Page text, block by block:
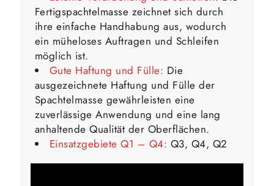
Fertigspachtelmasse zeichnet sich durch
ihre einfache Handhabung aus, wodurch
ein müheloses Auftragen und Schleifen
möglich ist.
Gute Haftung und Fülle: Die
ausgezeichnete Haftung und Fülle der
Spachtelmasse gewährleisten eine
zuverlässige Anwendung und eine lang
anhaltende Qualität der Oberflächen.
Einsatzgebiete Q1 – Q4: Q3, Q4, Q2